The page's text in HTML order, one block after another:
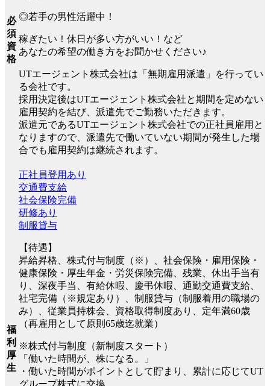
必
須
資
格
◎若手の男性活躍中！
稼ぎたい！休日が多い方がいい！など
あなたの希望の働き方をお聞かせください♪
UTエージェント株式会社は「無期雇用派遣」を行ってい
る会社です。
採用決定後はUTエージェント株式会社と期間を定めない
雇用契約を結び、派遣先でご勤務いただきます。
派遣元であるUTエージェント株式会社での正社員雇用と
なりますので、派遣先で働いていない期間が発生した場
合でも雇用契約は継続されます。
福
利
厚
生
正社員登用あり
交通費支給
社会保険完備
研修あり
制服貸与
【待遇】
昇給昇格、株式付与制度（※）、社会保険・雇用保険・
健康保険・厚生年金・労災保険完備、残業、休出手当有
り、深夜手当、有給休暇、慶弔休暇、通勤交通費支給、
社宅完備（※規定あり）、制服貸与（制服着用の職場の
み）、従業員持株会、資格取得制度あり、定年満60歳
（再雇用として原則65歳迄就業）
※株式付与制度（新制度スタート）
「働いた時間が、株になる。」
・働いた時間がポイントとして貯まり、累計に応じてUT
グループ株式に交換